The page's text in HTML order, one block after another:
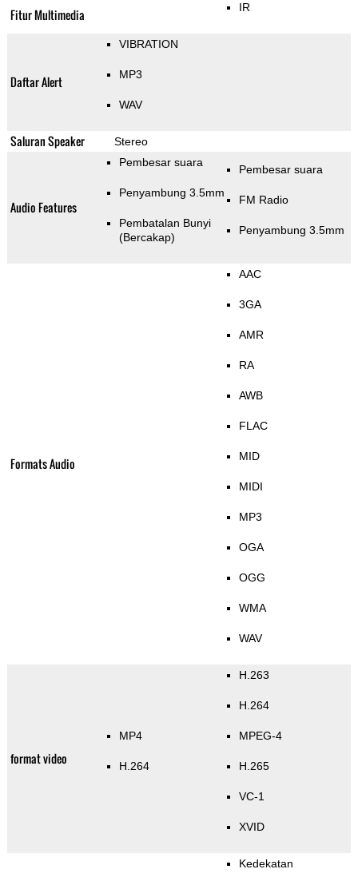
Fitur Multimedia IR
Daftar Alert
VIBRATION
MP3
WAV
Saluran Speaker Stereo
Audio Features
Pembesar suara
Penyambung 3.5mm
Pembatalan Bunyi
(Bercakap)
Pembesar suara
FM Radio
Penyambung 3.5mm
Formats Audio
AAC
3GA
AMR
RA
AWB
FLAC
MID
MIDI
MP3
OGA
OGG
WMA
WAV
format video
MP4
H.264
H.263
H.264
MPEG-4
H.265
VC-1
XVID
Kedekatan